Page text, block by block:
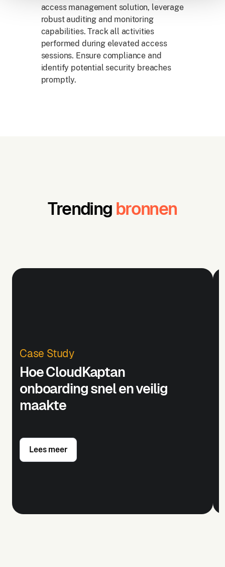
access management solution, leverage
robust auditing and monitoring
capabilities. Track all activities
performed during elevated access
sessions. Ensure compliance and
identify potential security breaches
promptly.
Trending bronnen
Case Study
Hoe CloudKaptan
onboarding snel en veilig
maakte
Lees meer